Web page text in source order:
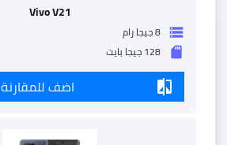
Vivo V21
storage 8 جيجا رام
sd_storage 128 جيجا بايت
compare اضف للمقارنة